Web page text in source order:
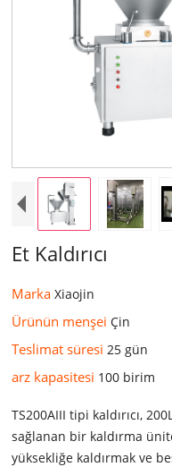
Et Kaldırıcı
MarkaXiaojin
Ürünün menşeiÇin
Teslimat süresi25 gün
arz kapasitesi 100 birim
TS200AIII tipi kaldırıcı,
sağlanan bir kaldırma
yüksekliğe kaldırmak ve